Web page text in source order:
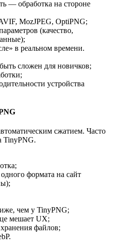
— обработка на стороне
MozJPEG, OptiPNG;
(качество,
в реальном времени.
сложен для новичков;
устройства
сжатием. Часто
TinyPNG.
формата на сайт
чем у TinyPNG;
мешает UX;
файлов;